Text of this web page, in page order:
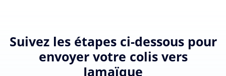
Suivez les étapes ci-dessous pour
envoyer votre colis vers
Jamaïque